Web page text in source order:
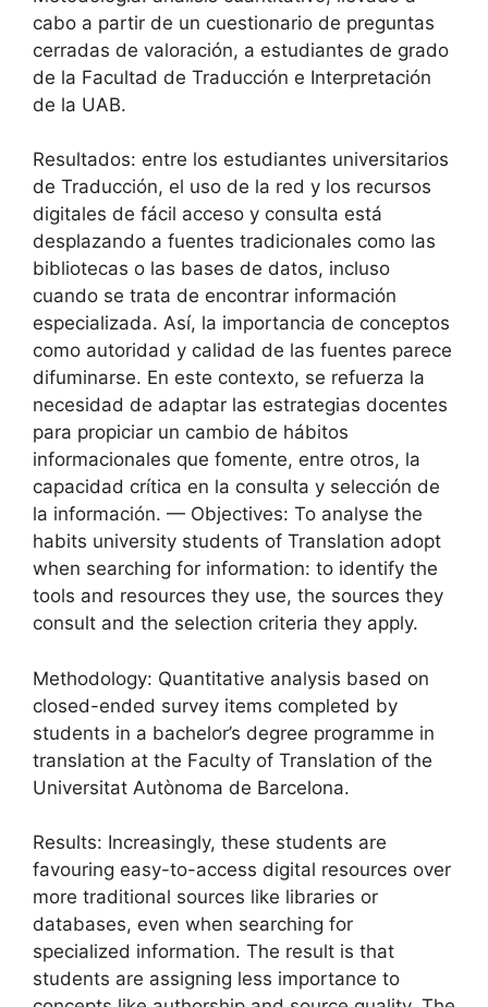
cabo a partir de un cuestionario de preguntas
cerradas de valoración, a estudiantes de grado
de la Facultad de Traducción e Interpretación
de la UAB.
Resultados: entre los estudiantes universitarios
de Traducción, el uso de la red y los recursos
digitales de fácil acceso y consulta está
desplazando a fuentes tradicionales como las
bibliotecas o las bases de datos, incluso
cuando se trata de encontrar información
especializada. Así, la importancia de conceptos
como autoridad y calidad de las fuentes parece
difuminarse. En este contexto, se refuerza la
necesidad de adaptar las estrategias docentes
para propiciar un cambio de hábitos
informacionales que fomente, entre otros, la
capacidad crítica en la consulta y selección de
la información. — Objectives: To analyse the
habits university students of Translation adopt
when searching for information: to identify the
tools and resources they use, the sources they
consult and the selection criteria they apply.
Methodology: Quantitative analysis based on
closed-ended survey items completed by
students in a bachelor’s degree programme in
translation at the Faculty of Translation of the
Universitat Autònoma de Barcelona.
Results: Increasingly, these students are
favouring easy-to-access digital resources over
more traditional sources like libraries or
databases, even when searching for
specialized information. The result is that
students are assigning less importance to